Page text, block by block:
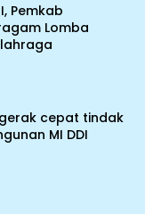
Pemkab
Lomba
cepat tindak
MI DDI